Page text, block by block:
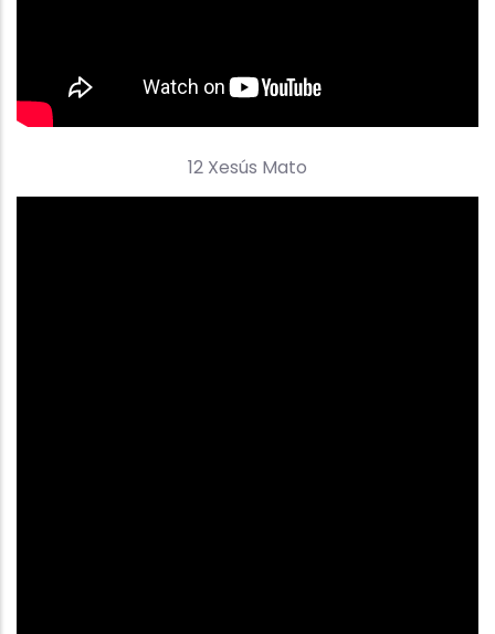
12 Xesús Mato